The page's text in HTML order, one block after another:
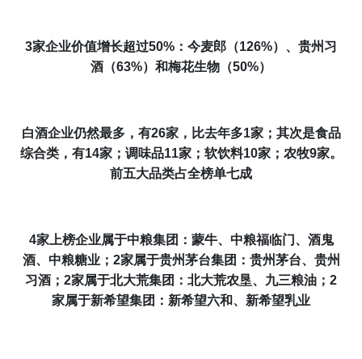
3家企业价值增长超过50% ：今麦郎（126%）、贵州习
酒（63%）和梅花生物（50%）
白酒企业仍然最多，有26家，比去年多1家；其次是食品
综合类，有14家；调味品11家；软饮料10家；农牧9家。
前五大品类占全榜单七成
4家上榜企业属于中粮集团：蒙牛、中粮福临门、酒鬼
酒、中粮糖业； 2家属于贵州茅台集团：贵州茅台、贵州
习酒； 2家属于北大荒集团：北大荒农垦、九三粮油； 2
家属于新希望集团：新希望六和、新希望乳业